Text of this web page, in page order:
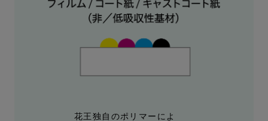
花王独自のポリマーによ